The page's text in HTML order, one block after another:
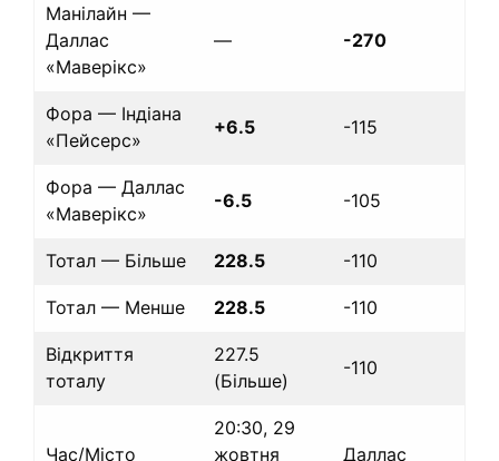
Манілайн —
Даллас
«Маверікс»
— -270
Фора — Індіана
«Пейсерс»
+6.5 -115
Фора — Даллас
«Маверікс»
-6.5 -105
Тотал — Більше 228.5 -110
Тотал — Менше 228.5 -110
Відкриття
тоталу
227.5
(Більше)
-110
Час/Місто
20:30, 29
жовтня
Даллас